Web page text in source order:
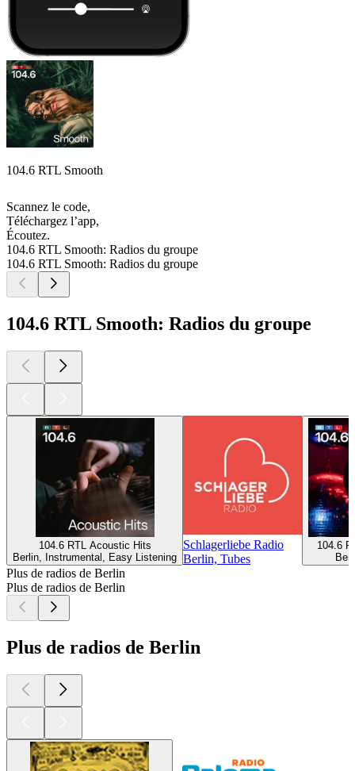
104.6 RTL Smooth
Scannez le code,
Téléchargez l’app,
Écoutez.
104.6 RTL Smooth: Radios du groupe
104.6 RTL Smooth: Radios du groupe
104.6 RTL Smooth: Radios du groupe
104.6 RTL Acoustic Hits
Berlin, Instrumental, Easy Listening
Schlagerliebe Radio
Berlin, Tubes
104.6
Plus de radios de Berlin
Plus de radios de Berlin
Plus de radios de Berlin